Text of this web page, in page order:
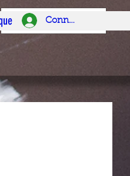
Connexion